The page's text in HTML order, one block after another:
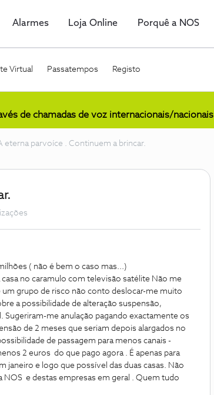
Alarmes Loja Online Porquê a NOS
Virtual Passatempos Registo
de chamadas de voz internacionais/nacionais
eterna parvoíce . Continuem a brincar.
( não é bem o caso mas...)
no caramulo com televisão satélite Não me
grupo de risco não conto deslocar-me muito
a possibilidade de alteração suspensão,
Sugeriram-me anulação pagando exactamente os
de 2 meses que seriam depois alargados no
de passagem para menos canais -
2 euros do que pago agora . É apenas para
janeiro e logo que possível das duas casas. Não
e destas empresas em geral . Quem tudo